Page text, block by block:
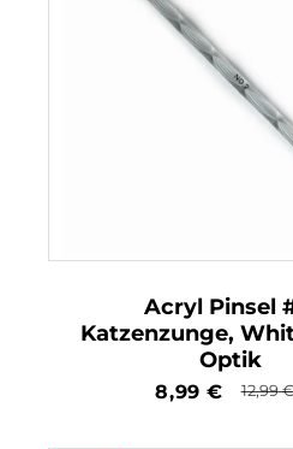
Acryl Pinsel
Katzenzunge,
Optik
Verkaufspreis
8,99 € 12,99€